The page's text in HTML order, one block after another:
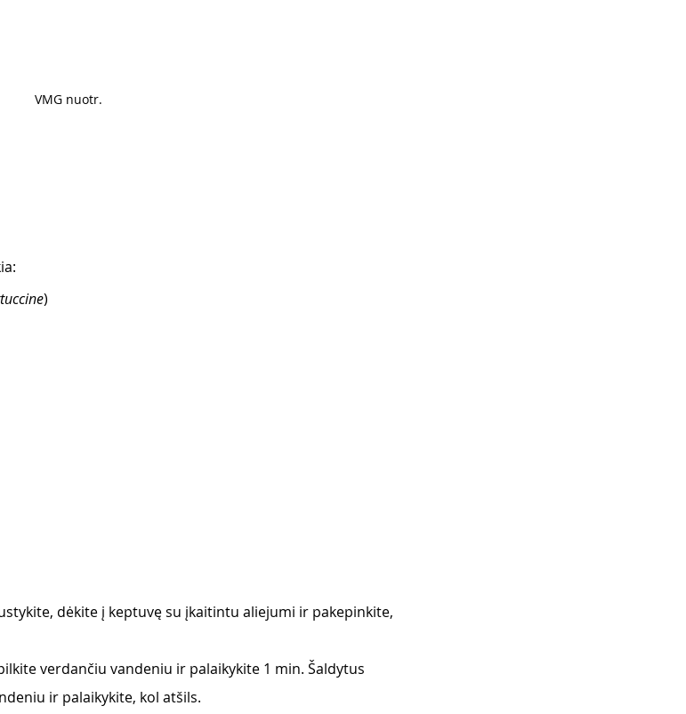
VMG nuotr.
)
dėkite į keptuvę su įkaitintu aliejumi ir pakepinkite,
verdančiu vandeniu ir palaikykite 1 min. Šaldytus
ir palaikykite, kol atšils.